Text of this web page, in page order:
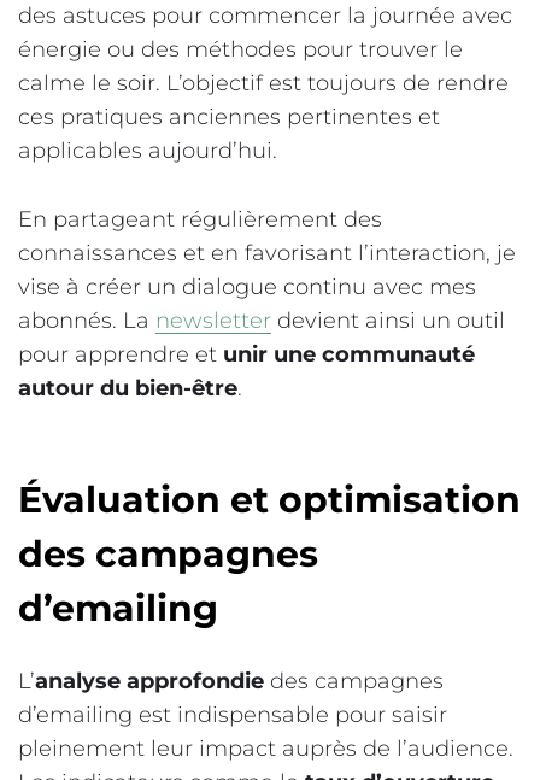
des astuces pour commencer la journée avec
énergie ou des méthodes pour trouver le
calme le soir. L’objectif est toujours de rendre
ces pratiques anciennes pertinentes et
applicables aujourd’hui.
En partageant régulièrement des
connaissances et en favorisant l’interaction, je
vise à créer un dialogue continu avec mes
abonnés. La newsletter devient ainsi un outil
pour apprendre et unir une communauté
autour du bien-être.
Évaluation et optimisation
des campagnes
d’emailing
L’analyse approfondie des campagnes
d’emailing est indispensable pour saisir
pleinement leur impact auprès de l’audience.